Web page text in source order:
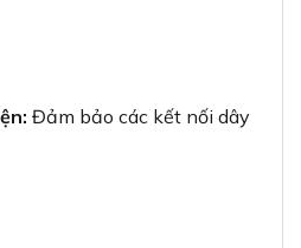
Đảm bảo các kết nối dây